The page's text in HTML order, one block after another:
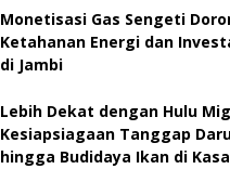
Monetisasi Gas Sengeti
Ketahanan Energi dan
di Jambi
Lebih Dekat dengan Hulu
Kesiapsiagaan Tanggap
hingga Budidaya Ikan di